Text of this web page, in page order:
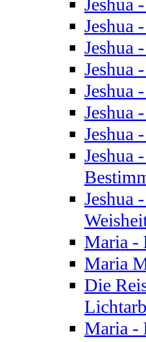
Jeshua
Jeshua
Jeshua
Jeshua
Jeshua
Jeshua
Jeshua
Jeshua
Maria -
Maria
Die
Maria -